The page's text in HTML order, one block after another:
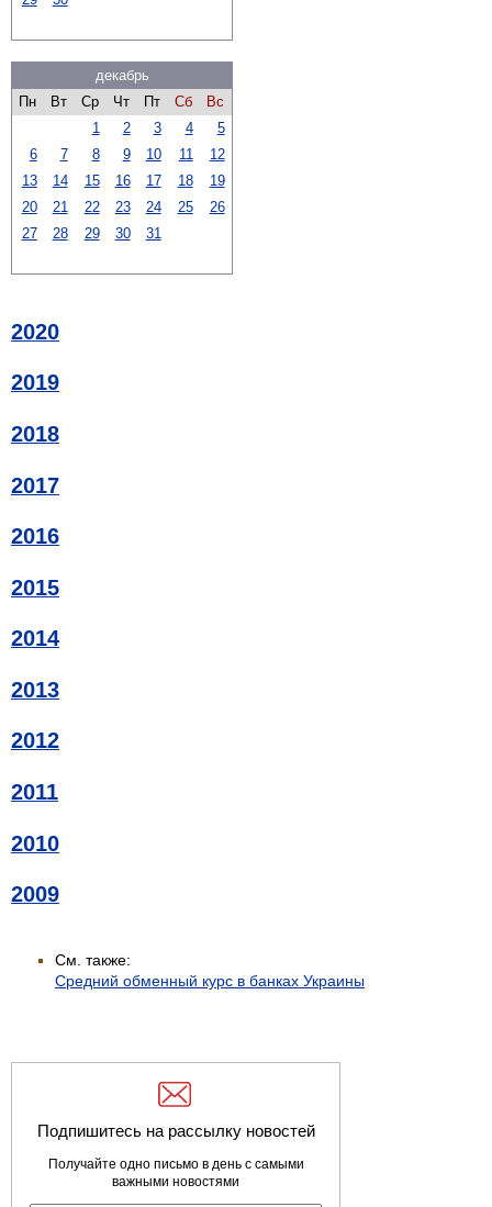
декабрь
Пн
Вт Ср Чт Пт Сб
Вс
1
2 3 4
5
6
7 8 9 10 11
12
13
14 15 16 17 18
19
20
21 22 23 24 25
26
27
28 29 30 31
2020
2019
2018
2017
2016
2015
2014
2013
2012
2011
2010
2009
См. также:
Средний обменный курс в банках Украины
Подпишитесь на рассылку новостей
Получайте одно письмо в день с самыми
важными новостями